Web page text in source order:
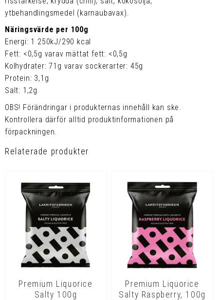
ytbehandlingsmedel (karnaubavax).
Näringsvärde per 100g
Energi: 1 250kJ/290 kcal
Fett: <0,5g varav mättat fett: <0,5g
Kolhydrater: 71g varav sockerarter: 45g
Protein: 3,1g
Salt: 1,2g
OBS! Förändringar i produkternas innehåll kan ske.
Kontrollera därför alltid produktinformationen på
förpackningen.
Relaterade produkter
Premium Liquorice
Salty 100g
Premium Liquorice
Salty Raspberry, 100g